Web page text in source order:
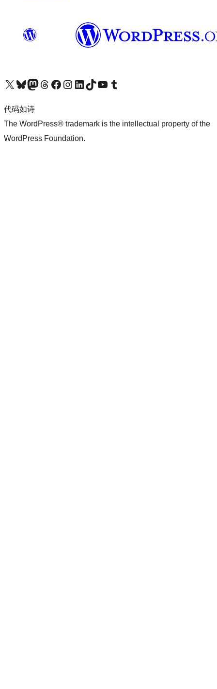
关注我们的 X（原 Twitter）账号访问我们的 Bluesky 账号关注我们的 Mastodon 账号访问我们的 Threads 账号 访问我们的 Facebook 公共主页关注我们的 Instagram 账号 关注我们的 LinkedIn 主页访问我们的 TikTok 账号访问我们的 YouTube 频道 访问我们的 Tumblr 账号
代码如诗
The WordPress® trademark is the intellectual property of the
WordPress Foundation.